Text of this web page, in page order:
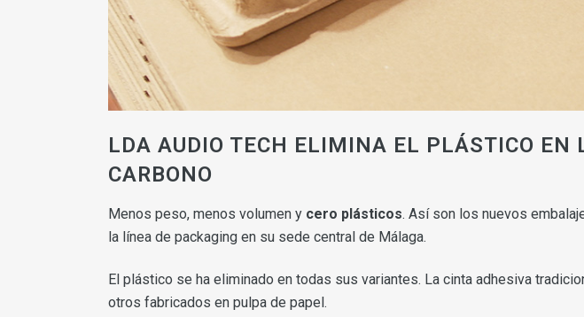
LDA AUDIO TECH ELIMINA EL PLÁSTICO EN
CARBONO
Menos peso, menos volumen y cero plásticos. Así son los nuevos
la línea de packaging en su sede central de Málaga.
El plástico se ha eliminado en todas sus variantes. La cinta adhesiva
otros fabricados en pulpa de papel.